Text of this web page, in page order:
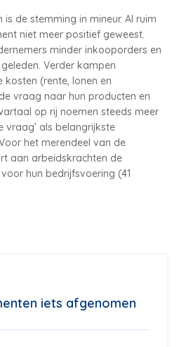
de stemming in mineur. Al ruim
niet meer positief geweest.
minder inkooporders en
Verder kampen
kosten (rente, lonen en
vraag naar hun producten en
op rij noemen steeds meer
vraag’ als belangrijkste
het merendeel van de
aan arbeidskrachten de
hun bedrijfsvoering (41
iets afgenomen